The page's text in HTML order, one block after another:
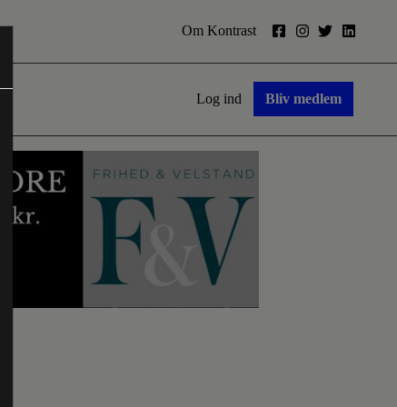
Om Kontrast
Log ind Bliv medlem